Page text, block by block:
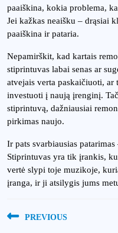
paaiškina, kokia problema,
Jei kažkas neaišku – drąsiai
paaiškina ir pataria.
Nepamirškit, kad kartais
stiprintuvas labai senas ar
atvejais verta paskaičiuoti,
investuoti į naują įrenginį.
stiprintuvą, dažniausiai
pirkimas naujo.
Ir pats svarbiausias
Stiprintuvas yra tik įrankis,
vertė slypi toje muzikoje,
įranga, ir ji atsilygis jums
tarpPREVIOUS